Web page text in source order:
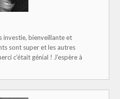
investie, bienveillante et
sont super et les autres
c’était génial ! J’espère à